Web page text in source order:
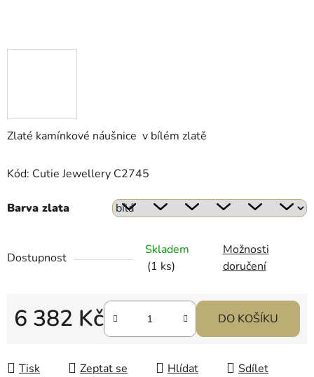
Zlaté kamínkové náušnice v bílém zlatě
Kód: Cutie Jewellery C2745
Barva zlata
Dostupnost
Skladem
(1 ks)
Možnosti
doručení
6 382 Kč DO KOŠÍKU
Tisk Zeptat se Hlídat Sdílet